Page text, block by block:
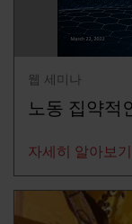
웹 세미나
노동 집약적
자세히 알아보기